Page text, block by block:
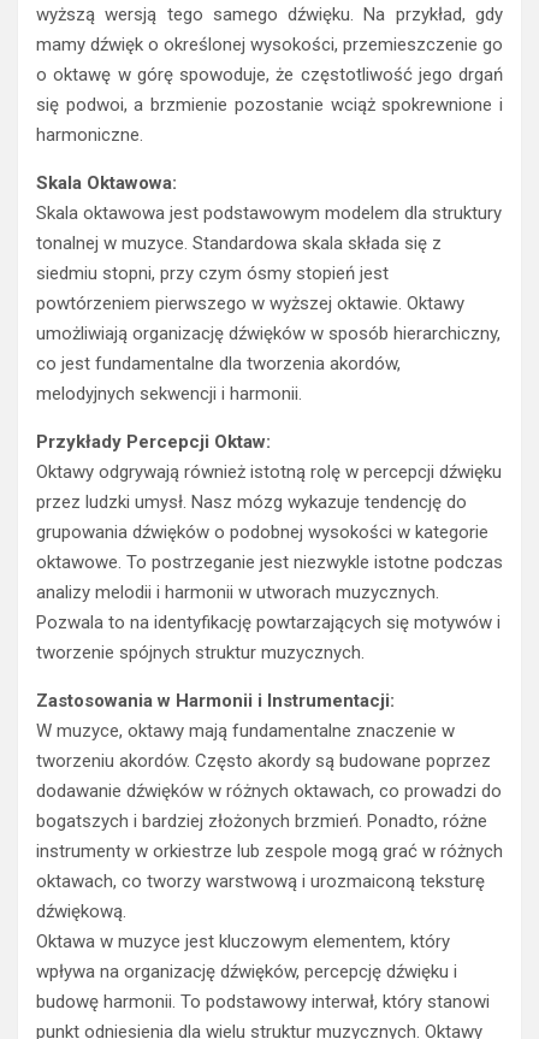
wyższą wersją tego samego dźwięku. Na przykład, gdy
mamy dźwięk o określonej wysokości, przemieszczenie go
o oktawę w górę spowoduje, że częstotliwość jego drgań
się podwoi, a brzmienie pozostanie wciąż spokrewnione i
harmoniczne.
Skala Oktawowa:
Skala oktawowa jest podstawowym modelem dla struktury
tonalnej w muzyce. Standardowa skala składa się z
siedmiu stopni, przy czym ósmy stopień jest
powtórzeniem pierwszego w wyższej oktawie. Oktawy
umożliwiają organizację dźwięków w sposób hierarchiczny,
co jest fundamentalne dla tworzenia akordów,
melodyjnych sekwencji i harmonii.
Przykłady Percepcji Oktaw:
Oktawy odgrywają również istotną rolę w percepcji dźwięku
przez ludzki umysł. Nasz mózg wykazuje tendencję do
grupowania dźwięków o podobnej wysokości w kategorie
oktawowe. To postrzeganie jest niezwykle istotne podczas
analizy melodii i harmonii w utworach muzycznych.
Pozwala to na identyfikację powtarzających się motywów i
tworzenie spójnych struktur muzycznych.
Zastosowania w Harmonii i Instrumentacji:
W muzyce, oktawy mają fundamentalne znaczenie w
tworzeniu akordów. Często akordy są budowane poprzez
dodawanie dźwięków w różnych oktawach, co prowadzi do
bogatszych i bardziej złożonych brzmień. Ponadto, różne
instrumenty w orkiestrze lub zespole mogą grać w różnych
oktawach, co tworzy warstwową i urozmaiconą teksturę
dźwiękową.
Oktawa w muzyce jest kluczowym elementem, który
wpływa na organizację dźwięków, percepcję dźwięku i
budowę harmonii. To podstawowy interwał, który stanowi
punkt odniesienia dla wielu struktur muzycznych. Oktawy